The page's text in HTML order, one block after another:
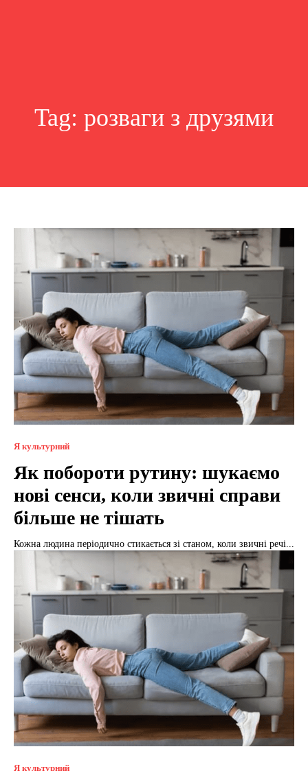
Tag: розваги з друзями
Я культурний
Як побороти рутину: шукаємо
нові сенси, коли звичні справи
більше не тішать
Кожна людина періодично стикається зі станом, коли звичні речі...
Я культурний